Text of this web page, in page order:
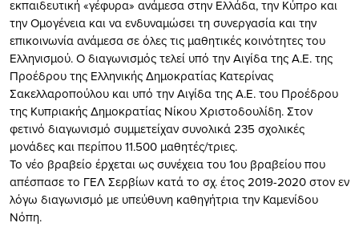
εκπαιδευτική «γέφυρα» ανάμεσα στην Ελλάδα, την Κύπρο και
την Ομογένεια και να ενδυναμώσει τη συνεργασία και την
επικοινωνία ανάμεσα σε όλες τις μαθητικές κοινότητες του
Ελληνισμού. Ο διαγωνισμός τελεί υπό την Αιγίδα της Α.Ε. της
Προέδρου της Ελληνικής Δημοκρατίας Κατερίνας
Σακελλαροπούλου και υπό την Αιγίδα της Α.Ε. του Προέδρου
της Κυπριακής Δημοκρατίας Νίκου Χριστοδουλίδη. Στον
φετινό διαγωνισμό συμμετείχαν συνολικά 235 σχολικές
μονάδες και περίπου 11.500 μαθητές/τριες.
Το νέο βραβείο έρχεται ως συνέχεια του 1ου βραβείου που
απέσπασε το ΓΕΛ Σερβίων κατά το σχ. έτος 2019-2020 στον εν
λόγω διαγωνισμό με υπεύθυνη καθηγήτρια την Καμενίδου
Νόπη.